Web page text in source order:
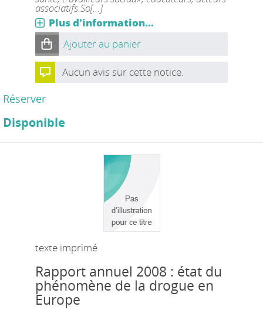
associatifs.So[...]
Plus d'information...
Ajouter au panier
Aucun avis sur cette notice.
Réserver
Disponible
texte imprimé
Rapport annuel 2008 : état du
phénomène de la drogue en
Europe